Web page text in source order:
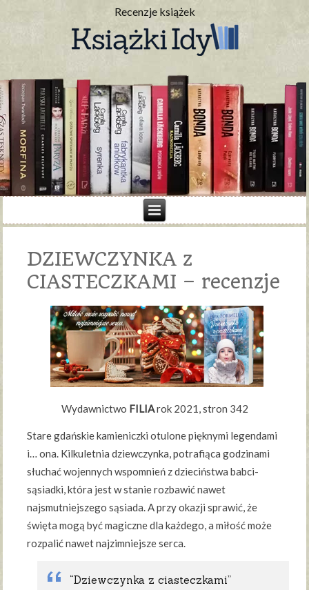
Recenzje książek
DZIEWCZYNKA z
CIASTECZKAMI – recenzje
Wydawnictwo FILIArok 2021, stron 342
Stare gdańskie kamieniczki otulone pięknymi legendami
i… ona. Kilkuletnia dziewczynka, potrafiąca godzinami
słuchać wojennych wspomnień z dzieciństwa babci-
sąsiadki, która jest w stanie rozbawić nawet
najsmutniejszego sąsiada. A przy okazji sprawić, że
święta mogą być magiczne dla każdego, a miłość może
rozpalić nawet najzimniejsze serca.
“Dziewczynka z ciasteczkami”